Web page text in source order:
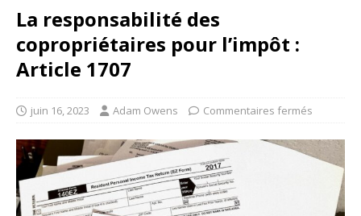
La responsabilité des
copropriétaires pour l’impôt :
Article 1707
juin 16, 2023 Adam Owens Commentaires fermés